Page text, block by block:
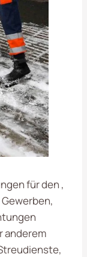
für den ,
anderem